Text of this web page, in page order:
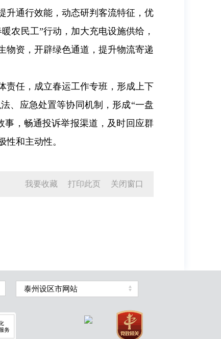
升通行效能，动态研判客流特征，优
农民工”行动，加大充电设施供给，
物资，开辟绿色通道，提升物流寄递
责任，成立春运工作专班，形成上下
、应急处置等协同机制，形成“一盘
事，畅通投诉举报渠道，及时回应群
和主动性。
我要收藏 打印此页 关闭窗口
泰州设区市网站